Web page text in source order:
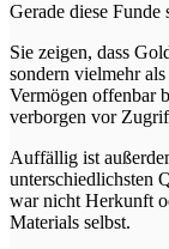
Gerade diese Funde
Sie zeigen, dass
sondern vielmehr
Vermögen offenbar
verborgen vor
Auffällig ist
unterschiedlichsten
war nicht Herkunft
Materials selbst.